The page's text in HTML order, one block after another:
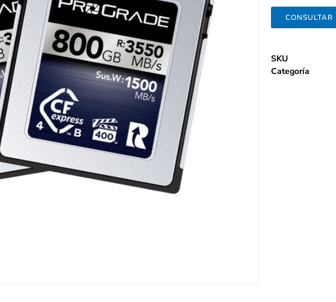
CONSULTAR
SKU
Categoría